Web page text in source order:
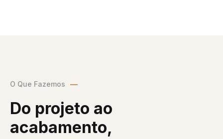
O Que Fazemos
Do projeto ao
acabamento,